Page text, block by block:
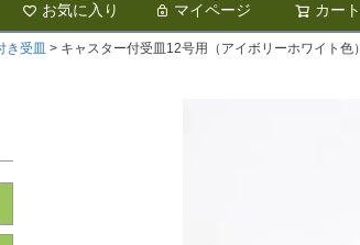
お気に入り マイページ カート
き受皿 キャスター付受皿12号用（アイボリーホワイト色）